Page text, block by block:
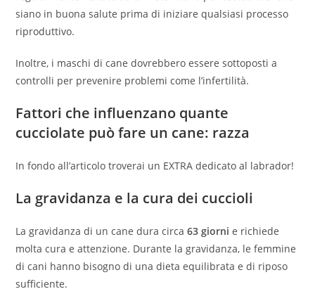
siano in buona salute prima di iniziare qualsiasi processo
riproduttivo.
Inoltre, i maschi di cane dovrebbero essere sottoposti a
controlli per prevenire problemi come l’infertilità.
Fattori che influenzano quante
cucciolate può fare un cane: razza
In fondo all’articolo troverai un EXTRA dedicato al labrador!
La gravidanza e la cura dei cuccioli
La gravidanza di un cane dura circa63 giornie richiede
molta cura e attenzione. Durante la gravidanza, le femmine
di cani hanno bisogno di una dieta equilibrata e di riposo
sufficiente.